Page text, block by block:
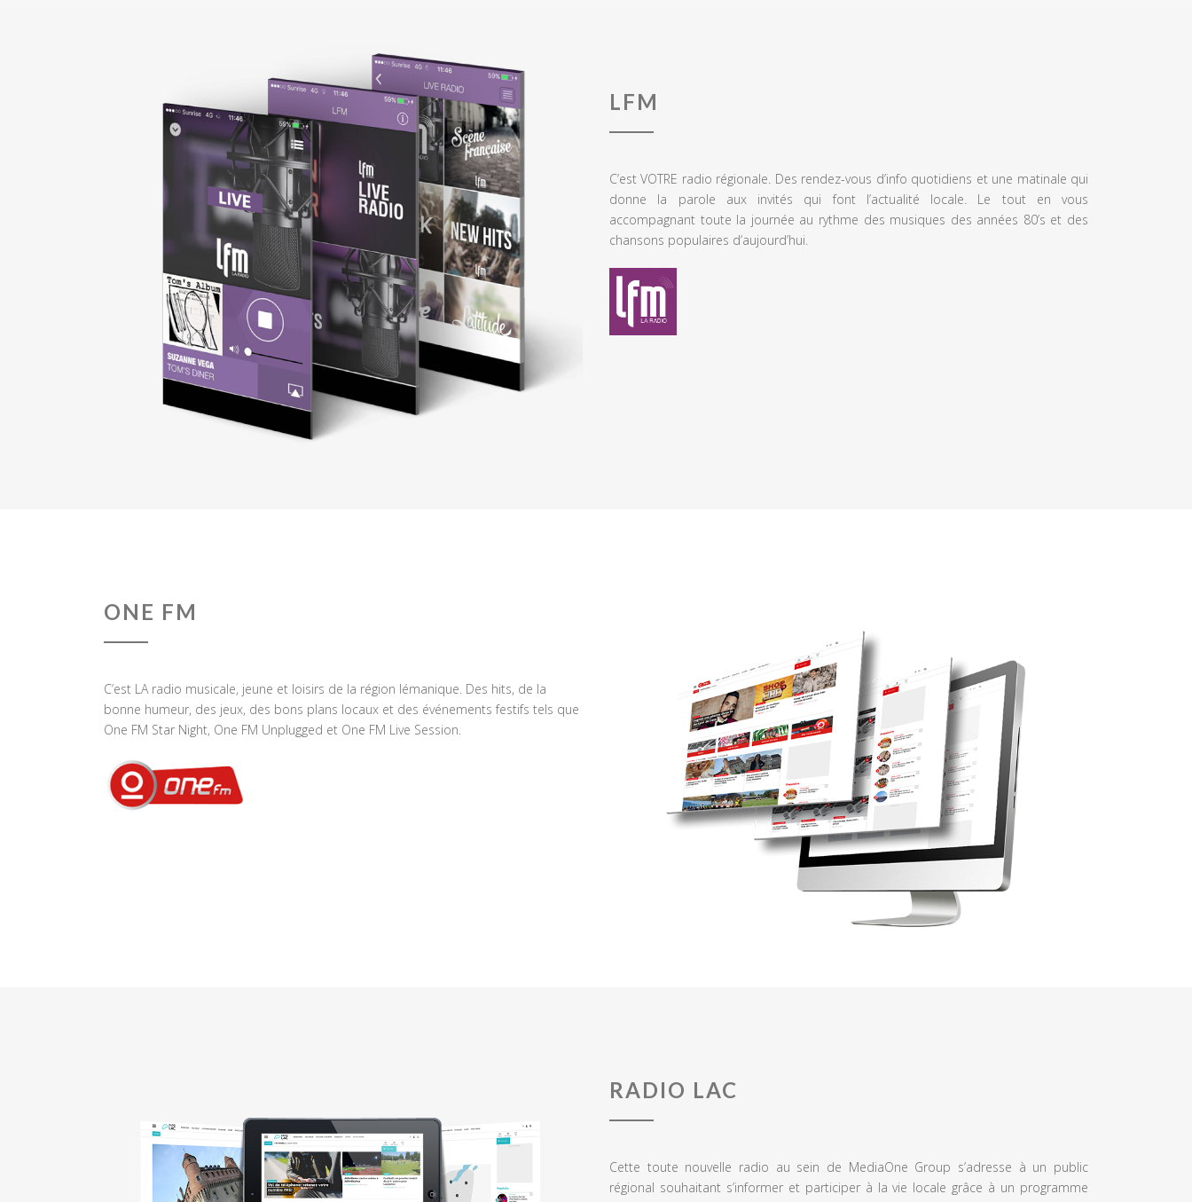
LFM
C’est VOTRE radio régionale. Des rendez-vous d’info quotidiens et une matinale qui
donne la parole aux invités qui font l’actualité locale. Le tout en vous
accompagnant toute la journée au rythme des musiques des années 80’s et des
chansons populaires d’aujourd’hui.
ONE FM
C’est LA radio musicale, jeune et loisirs de la région lémanique. Des hits, de la
bonne humeur, des jeux, des bons plans locaux et des événements festifs tels que
One FM Star Night, One FM Unplugged et One FM Live Session.
RADIO LAC
Cette toute nouvelle radio au sein de MediaOne Group s’adresse à un public
régional souhaitant s’informer et participer à la vie locale grâce à un programme